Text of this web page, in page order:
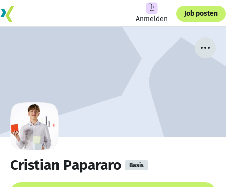
Anmelden
Job posten
Cristian Papararo Basis